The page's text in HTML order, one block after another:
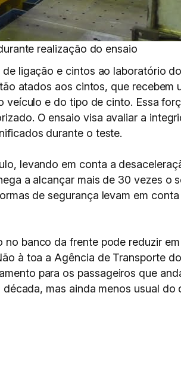
realização do ensaio
ligação e cintos ao laboratório
atados aos cintos, que recebem
e do tipo de cinto. Essa
O ensaio visa avaliar a
durante o teste.
levando em conta a
a alcançar mais de 30 vezes o
de segurança levam em
banco da frente pode reduzir
à toa a Agência de Transporte
para os passageiros que
mas ainda menos usual do